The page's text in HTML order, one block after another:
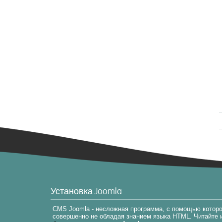
Установка Joomla
CMS Joomla - несложная программа, с помощью
совершенно не обладая знанием языка HTML. Читайте